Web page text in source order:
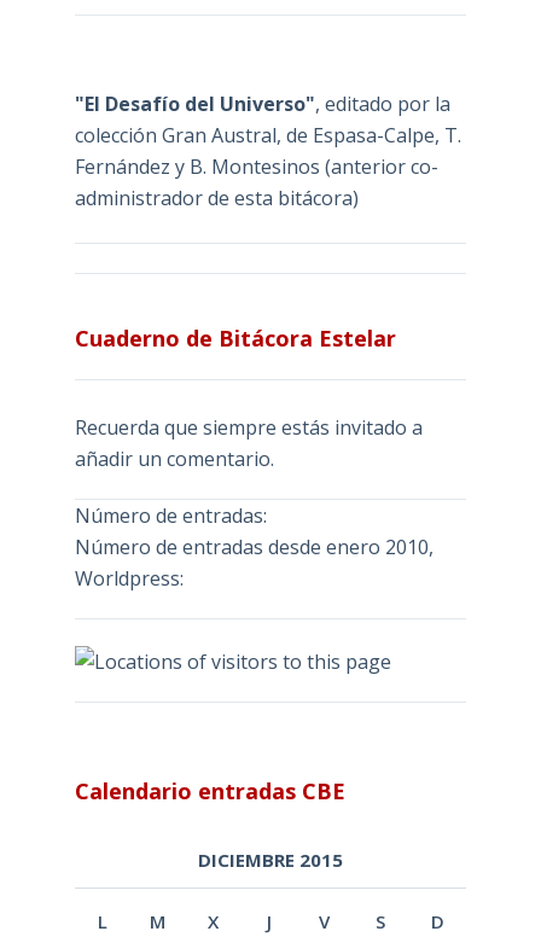
"El Desafío del Universo", editado por la
colección Gran Austral, de Espasa-Calpe, T.
Fernández y B. Montesinos (anterior co-
administrador de esta bitácora)
Cuaderno de Bitácora Estelar
Recuerda que siempre estás invitado a
añadir un comentario.
Número de entradas:
Número de entradas desde enero 2010,
Worldpress:
Calendario entradas CBE
DICIEMBRE 2015
L M X J V S D